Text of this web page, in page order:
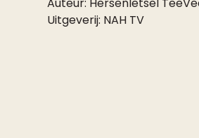
Uitgeverij: NAH TV